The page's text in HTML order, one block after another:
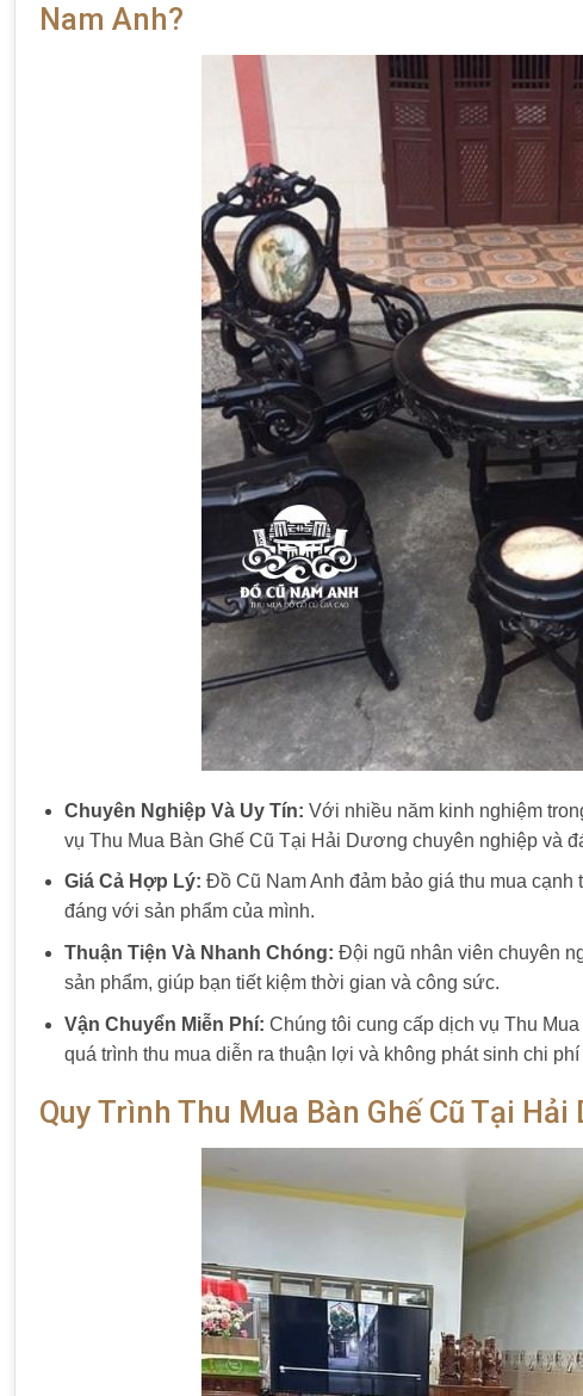
Nam Anh?
Chuyên Nghiệp Và Uy Tín: Với nhiều năm kinh nghiệm
vụ Thu Mua Bàn Ghế Cũ Tại Hải Dương chuyên nghiệp và
Giá Cả Hợp Lý: Đồ Cũ Nam Anh đảm bảo giá thu mua
đáng với sản phẩm của mình.
Thuận Tiện Và Nhanh Chóng: Đội ngũ nhân viên chuyên
sản phẩm, giúp bạn tiết kiệm thời gian và công sức.
Vận Chuyển Miễn Phí: Chúng tôi cung cấp dịch vụ Thu
quá trình thu mua diễn ra thuận lợi và không phát sinh chi phí
Quy Trình Thu Mua Bàn Ghế Cũ Tại Hải